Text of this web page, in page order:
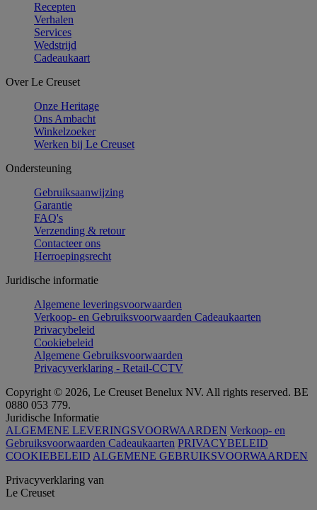
Recepten
Verhalen
Services
Wedstrijd
Cadeaukaart
Over Le Creuset
Onze Heritage
Ons Ambacht
Winkelzoeker
Werken bij Le Creuset
Ondersteuning
Gebruiksaanwijzing
Garantie
FAQ's
Verzending & retour
Contacteer ons
Herroepingsrecht
Juridische informatie
Algemene leveringsvoorwaarden
Verkoop- en Gebruiksvoorwaarden Cadeaukaarten
Privacybeleid
Cookiebeleid
Algemene Gebruiksvoorwaarden
Privacyverklaring - Retail-CCTV
Copyright © 2026, Le Creuset Benelux NV. All rights reserved. BE
0880 053 779.
Juridische Informatie
ALGEMENE LEVERINGSVOORWAARDEN Verkoop- en
Gebruiksvoorwaarden Cadeaukaarten PRIVACYBELEID
COOKIEBELEID ALGEMENE GEBRUIKSVOORWAARDEN
Privacyverklaring van
Le Creuset